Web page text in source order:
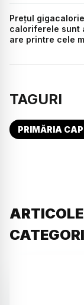
Prețul
caloriferele sunt
are printre cele
TAGURI
PRIMĂRIA